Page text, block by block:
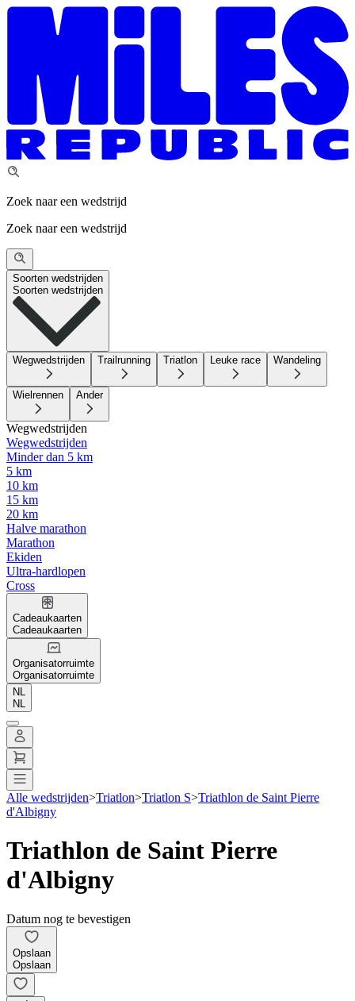
Zoek naar een wedstrijd
Zoek naar een wedstrijd
Soorten wedstrijden
Soorten wedstrijden
Wegwedstrijden Trailrunning Triatlon Leuke race Wandeling
Wielrennen Ander
Wegwedstrijden
Wegwedstrijden
Minder dan 5 km
5 km
10 km
15 km
20 km
Halve marathon
Marathon
Ekiden
Ultra-hardlopen
Cross
Cadeaukaarten
Cadeaukaarten
Organisatorruimte
Organisatorruimte
NL
NL
Alle wedstrijden>Triatlon>Triatlon S>Triathlon de Saint Pierre
d'Albigny
Triathlon de Saint Pierre
d'Albigny
Datum nog te bevestigen
Opslaan
Opslaan